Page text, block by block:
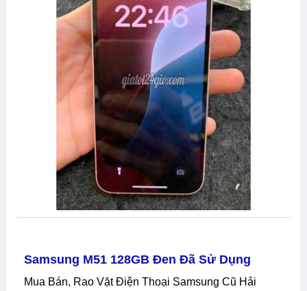
Samsung M51 128GB Đen Đã Sử Dụng
Mua Bán, Rao Vặt Điện Thoại Samsung Cũ Hải